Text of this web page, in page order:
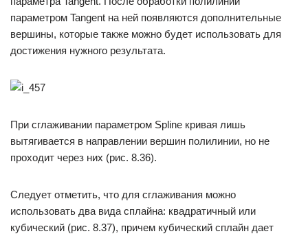
параметром Tangent на ней появляются дополнительные
вершины, которые также можно будет использовать для
достижения нужного результата.
При сглаживании параметром Spline кривая лишь
вытягивается в направлении вершин полилинии, но не
проходит через них (рис. 8.36).
Следует отметить, что для сглаживания можно
использовать два вида сплайна: квадратичный или
кубический (рис. 8.37), причем кубический сплайн дает